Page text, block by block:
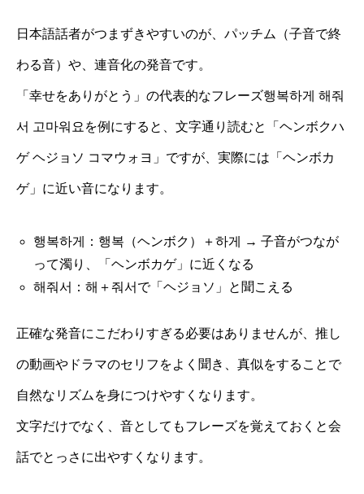
日本語話者がつまずきやすいのが、パッチム（子音で終
わる音）や、連音化の発音です。
「幸せをありがとう」の代表的なフレーズ행복하게 해줘
서 고마워요を例にすると、文字通り読むと「ヘンボクハ
ゲ ヘジョソ コマウォヨ」ですが、実際には「ヘンボカ
ゲ」に近い音になります。
행복하게：행복（ヘンボク）＋하게 → 子音がつなが
って濁り、「ヘンボカゲ」に近くなる
해줘서：해＋줘서で「ヘジョソ」と聞こえる
正確な発音にこだわりすぎる必要はありませんが、推し
の動画やドラマのセリフをよく聞き、真似をすることで
自然なリズムを身につけやすくなります。
文字だけでなく、音としてもフレーズを覚えておくと会
話でとっさに出やすくなります。